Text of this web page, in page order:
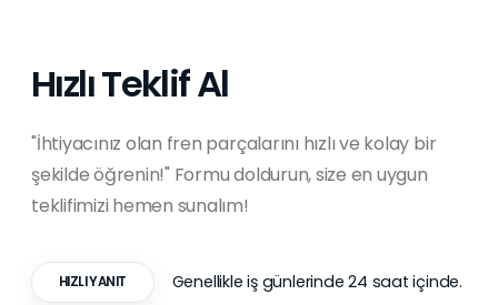
Hızlı Teklif Al
"İhtiyacınız olan fren parçalarını hızlı ve kolay bir
şekilde öğrenin!" Formu doldurun, size en uygun
teklifimizi hemen sunalım!
HIZLI YANIT Genellikle iş günlerinde 24 saat içinde.